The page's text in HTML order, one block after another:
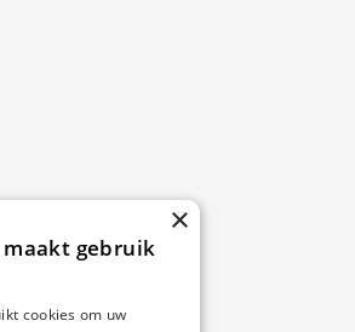
×
maakt gebruik
cookies om uw